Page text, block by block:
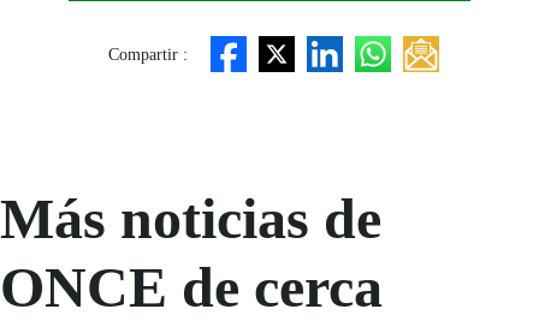
Compartir :
Más noticias de
ONCE de cerca